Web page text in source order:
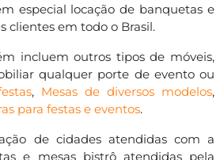
especial locação de banquetas e
clientes em todo o Brasil.
incluem outros tipos de móveis,
qualquer porte de evento ou
, Mesas de diversos modelos,
para festas e eventos.
de cidades atendidas com a
e mesas bistrô atendidas pela